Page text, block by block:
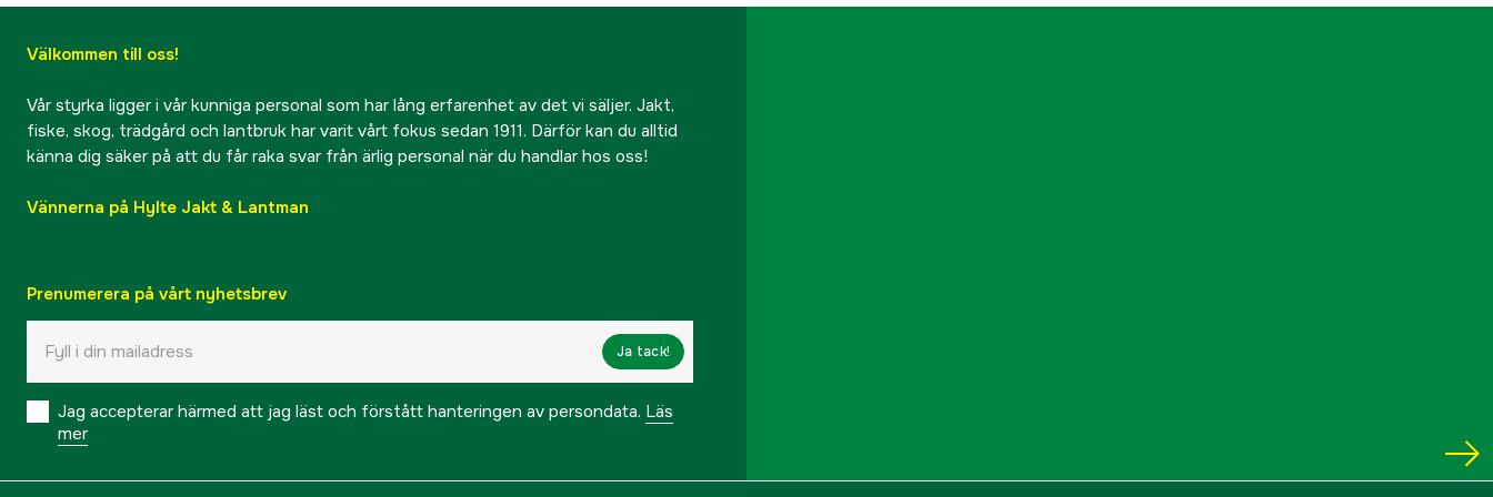
Välkommen till oss!
Vår styrka ligger i vår kunniga personal som har lång erfarenhet av det vi säljer. Jakt,
fiske, skog, trädgård och lantbruk har varit vårt fokus sedan 1911. Därför kan du alltid
känna dig säker på att du får raka svar från ärlig personal när du handlar hos oss!
Vännerna på Hylte Jakt & Lantman
Prenumerera på vårt nyhetsbrev
Ja tack!
Jag accepterar härmed att jag läst och förstått hanteringen av persondata. Läs
mer